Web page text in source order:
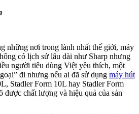
những nơi trong lành nhất thế giới, máy
có lịch sử lâu dài như Sharp nhưng
người tiêu dùng Việt yêu thích, một
đi nhưng nếu ai đã sử dụng máy hút
Stadler Form 10L hay Stadler Form
được chất lượng và hiệu quả của sản